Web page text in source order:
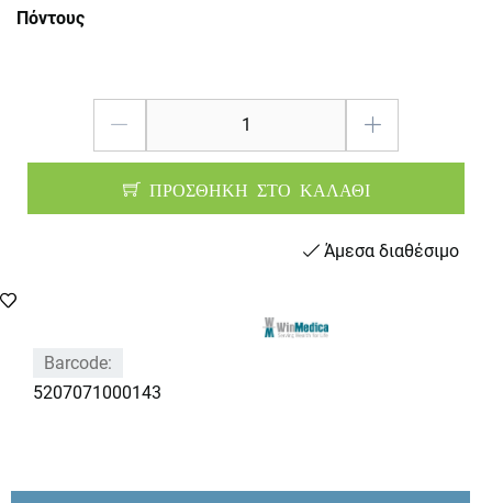
Πόντους
ΠΡΟΣΘΗΚΗ ΣΤΟ ΚΑΛΑΘΙ
Άμεσα διαθέσιμο
Barcode:
5207071000143